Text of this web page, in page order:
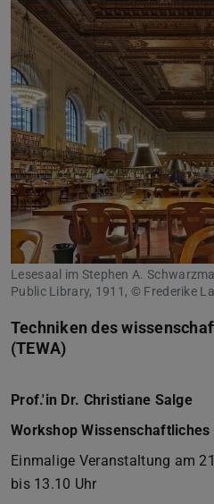
Lesesaal im Stephen A.
Public Library, 1911, © Frederike
Techniken des
(TEWA)
Prof.'in Dr. Christiane Salge
Workshop
Einmalige Veranstaltung am
bis 13.10 Uhr